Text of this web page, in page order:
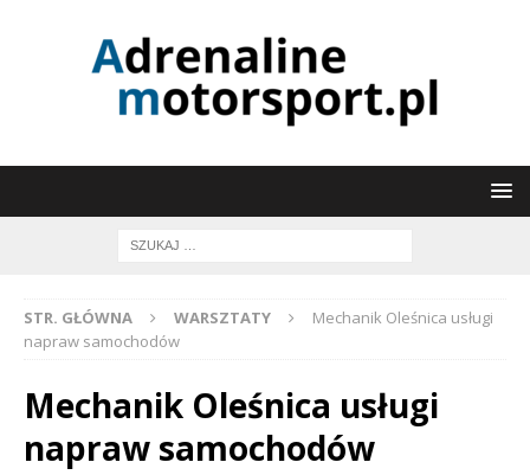
STR. GŁÓWNA WARSZTATY
Mechanik Oleśnica usługi
napraw samochodów
Mechanik Oleśnica usługi
napraw samochodów